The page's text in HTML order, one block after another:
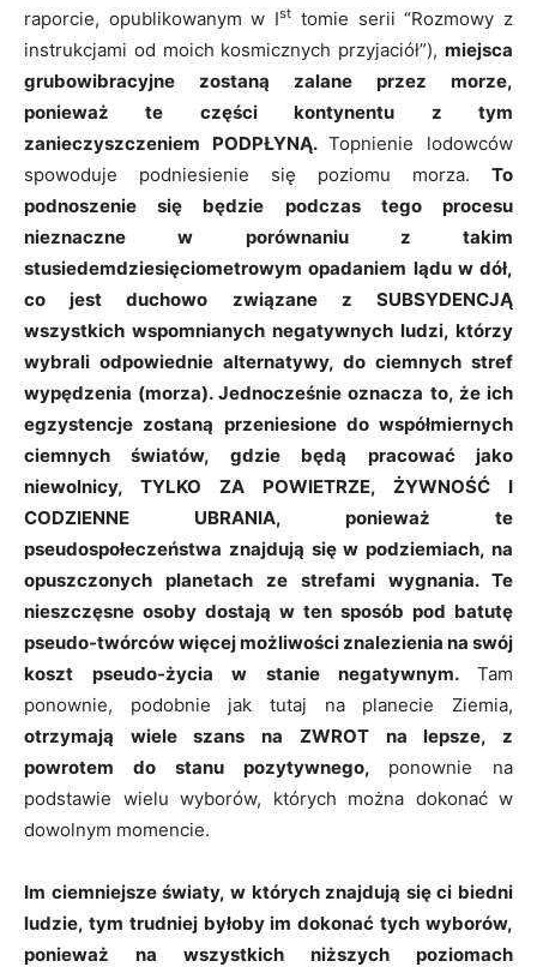
raporcie, opublikowanym w Ist tomie serii “Rozmowy z
instrukcjami od moich kosmicznych przyjaciół”), miejsca
grubowibracyjne zostaną zalane przez morze,
ponieważ te części kontynentu z tym
zanieczyszczeniem PODPŁYNĄ. Topnienie lodowców
spowoduje podniesienie się poziomu morza. To
podnoszenie się będzie podczas tego procesu
nieznaczne w porównaniu z takim
stusiedemdziesięciometrowymopadaniem lądu w dół,
co jest duchowo związane z SUBSYDENCJĄ
wszystkich wspomnianych negatywnych ludzi, którzy
wybrali odpowiednie alternatywy, do ciemnych stref
wypędzenia (morza). Jednocześnie oznacza to, że ich
egzystencje zostaną przeniesione do współmiernych
ciemnych światów, gdzie będą pracować jako
niewolnicy, TYLKO ZA POWIETRZE, ŻYWNOŚĆ I
CODZIENNE UBRANIA, ponieważ te
pseudospołeczeństwa znajdują się w podziemiach, na
opuszczonych planetach ze strefami wygnania. Te
nieszczęsne osoby dostają w ten sposób pod batutę
pseudo-twórców więcej możliwości znalezienia na swój
koszt pseudo-życia w stanie negatywnym. Tam
ponownie, podobnie jak tutaj na planecie Ziemia,
otrzymają wiele szans na ZWROT na lepsze, z
powrotem do stanu pozytywnego, ponownie na
podstawie wielu wyborów, których można dokonać w
dowolnym momencie.
Im ciemniejsze światy, w których znajdują się ci biedni
ludzie, tym trudniej byłoby im dokonać tych wyborów,
ponieważ na wszystkich niższych poziomach